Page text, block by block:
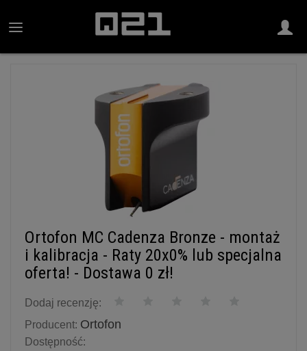
Ortofon MC Cadenza Bronze - montaż
i kalibracja - Raty 20x0% lub specjalna
oferta! - Dostawa 0 zł!
Dodaj recenzję:
Producent: Ortofon
Dostępność: